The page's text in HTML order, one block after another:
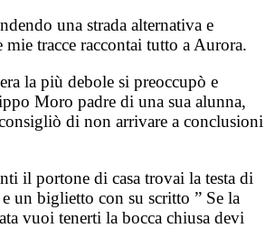
una strada alternativa e
mie tracce raccontai tutto a Aurora.
la più debole si preoccupò e
Moro padre di una sua alunna,
di non arrivare a conclusioni
il portone di casa trovai la testa di
un biglietto con su scritto ” Se la
vuoi tenerti la bocca chiusa devi